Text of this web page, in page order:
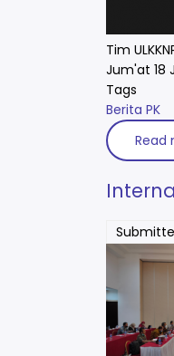
Tim
Jum'at 18
Tags
Berita PK
Read